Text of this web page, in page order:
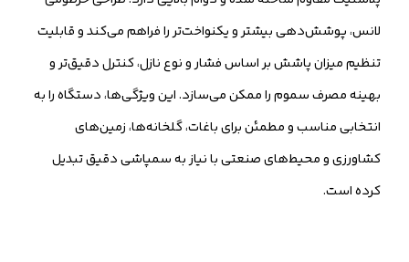
لانس، پوشش‌دهی بیشتر و یکنواخت‌تر را فراهم می‌کند و قابلیت
تنظیم میزان پاشش بر اساس فشار و نوع نازل، کنترل دقیق‌تر و
بهینه مصرف سموم را ممکن می‌سازد. این ویژگی‌ها، دستگاه را به
انتخابی مناسب و مطمئن برای باغات، گلخانه‌ها، زمین‌های
کشاورزی و محیط‌های صنعتی با نیاز به سمپاشی دقیق تبدیل
کرده است.